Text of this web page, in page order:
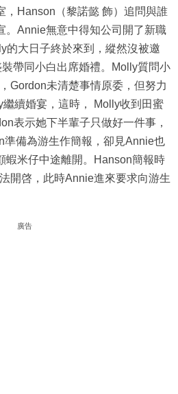
，Hanson（黎諾懿 飾）追問與誰
。Annie無意中得知公司開了新職
的大日子終於來到，縱然沒被邀
帶同小白出席婚禮。Molly質問小
Gordon未清楚事情原委，但努力
續婚宴，這時， Molly收到田蜜
表示她下半輩子只做好一件事，
準備為游生作簡報，卻見Annie也
蝦米仔中途離開。Hanson簡報時
開啓，此時Annie進來要求向游生
廣告